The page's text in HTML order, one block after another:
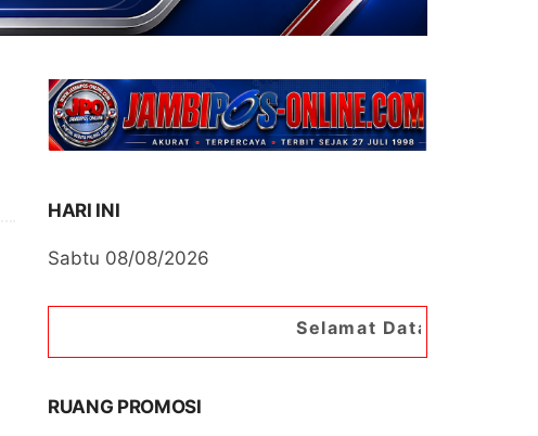
HARI INI
Sabtu 08/08/2026
Selamat Datang di Portal Berita
RUANG PROMOSI